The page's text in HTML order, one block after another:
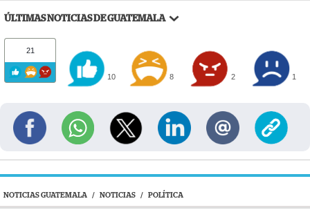
ÚLTIMAS NOTICIAS DE GUATEMALA
21
10 8 2 1
NOTICIAS GUATEMALA / NOTICIAS / POLÍTICA